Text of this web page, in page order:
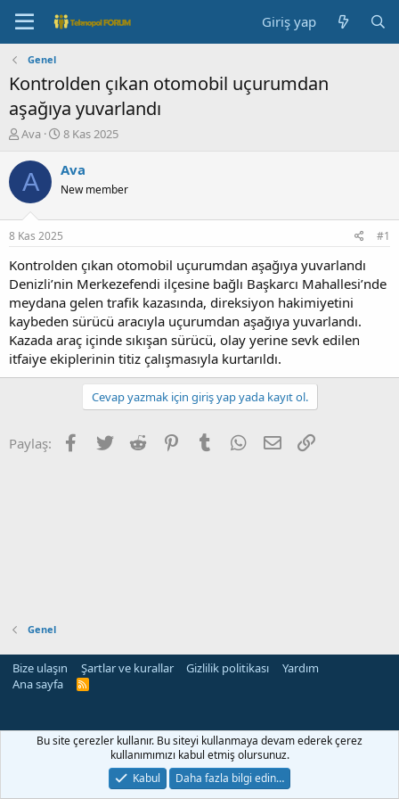
Giriş yap
Genel
Kontrolden çıkan otomobil uçurumdan
aşağıya yuvarlandı
K
n
b
u
u
b
a
l
a
t
a
n
Ava
B
ş
a
ç
t
a
r
i
h
i
8 Kas 2025
A Ava
New member
8 Kas 2025 #1
Kontrolden çıkan otomobil uçurumdan aşağıya yuvarlandı
Denizli’nin Merkezefendi ilçesine bağlı Başkarcı Mahallesi’nde
meydana gelen trafik kazasında, direksiyon hakimiyetini
kaybeden sürücü aracıyla uçurumdan aşağıya yuvarlandı.
Kazada araç içinde sıkışan sürücü, olay yerine sevk edilen
itfaiye ekiplerinin titiz çalışmasıyla kurtarıldı.
Cevap yazmak için giriş yap yada kayıt ol.
Paylaş: Facebook
Twitter Reddit PinterestTumblr WhatsApp
E-posta
Genel
Bize ulaşın Şartlar ve kurallar Gizlilik politikası
Yardım
Ana sayfa
R
siteleri
Bu site çerezler kullanır. Bu siteyi kullanmaya devam ederek çerez
kullanımımızı kabul etmiş olursunuz.
Kabul
Daha fazla bilgi edin…